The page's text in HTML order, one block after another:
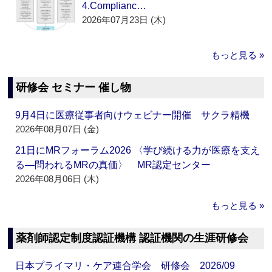
4.Complianc…
2026年07月23日 (木)
もっと見る »
研修会 セミナー 催し物
9月4日に医療従事者向けウェビナー開催 サクラ精機
2026年08月07日 (金)
21日にMRフォーラム2026 〈学び続ける力が医療を支え
る―問われるMRの真価〉 MR認定センター
2026年08月06日 (木)
もっと見る »
薬剤師認定制度認証機構 認証機関の生涯研修会
日本プライマリ・ケア連合学会 研修会 2026/09